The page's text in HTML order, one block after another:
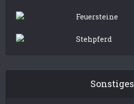
Feuersteine
Stehpferd
Sonstiges